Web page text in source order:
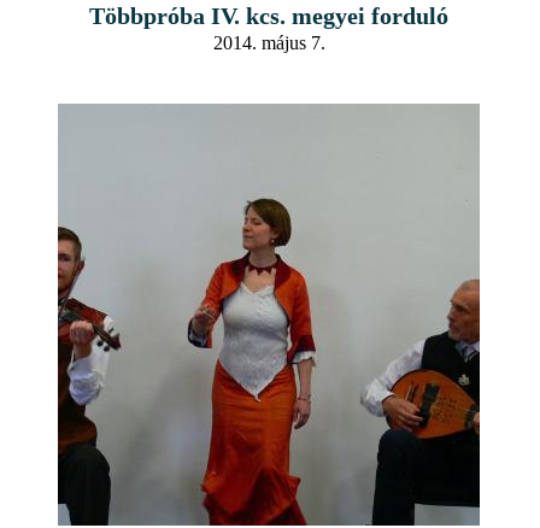
Többpróba IV. kcs. megyei forduló
2014. május 7.